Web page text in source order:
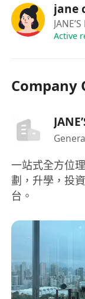
合規邊界，
具備目標導
jane
Active
Company
一站式全方位
劃，升學，投
台。